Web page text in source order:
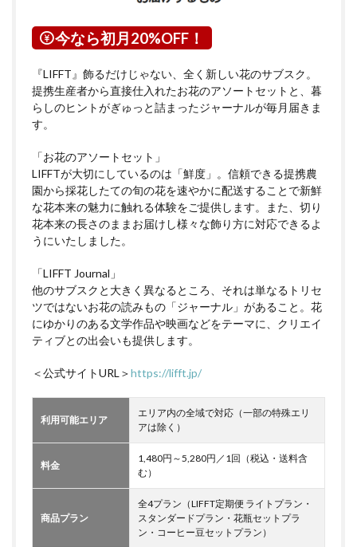
今なら初月20%OFF！
『LIFFT』飾るだけじゃない、全く新しい花のサブスク。
提携生産者から直接仕入れたお花のアソートセットと、暮
らしのヒントがぎゅっと詰まったジャーナルが毎月届きま
す。
「お花のアソートセット」
LIFFTが大切にしているのは「鮮度」。信頼できる提携農
園から採花したての旬の花を速やかに配送することで新鮮
な花本来の魅力に触れる体験をご提供します。また、切り
花本来の長さのままお届けし様々な飾り方に対応できるよ
うにいたしました。
「LIFFT Journal」
他のサブスクと大きく異なるところ、それは単なるトリセ
ツではないお花の読みもの「ジャーナル」があること。花
にゆかりのある文学作品や映画などをテーマに、クリエイ
ティブとの出会いも提供します。
＜公式サイトURL＞https://lifft.jp/
利用可能エリア
エリア内の全域で対応（一部の特殊エリ
アは除く）
料金
1,480円～5,280円／1回（税込・送料含
む）
商品プラン
全4プラン（LIFFT定期便 ライトプラン・
スタンダードプラン・花瓶セットプラ
ン・コーヒー豆セットプラン）